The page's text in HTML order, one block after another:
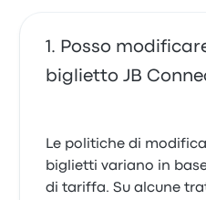
Posso
biglietto JB
Le politiche di
biglietti variano in
di tariffa. Su alcune